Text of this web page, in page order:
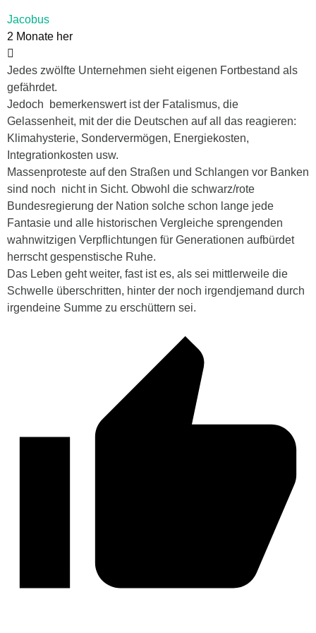
Jacobus
2 Monate her
Jedes zwölfte Unternehmen sieht eigenen Fortbestand als
gefährdet.
Jedoch bemerkenswert ist der Fatalismus, die
Gelassenheit, mit der die Deutschen auf all das reagieren:
Klimahysterie, Sondervermögen, Energiekosten,
Integrationkosten usw.
Massenproteste auf den Straßen und Schlangen vor Banken
sind noch nicht in Sicht. Obwohl die schwarz/rote
Bundesregierung der Nation solche schon lange jede
Fantasie und alle historischen Vergleiche sprengenden
wahnwitzigen Verpflichtungen für Generationen aufbürdet
herrscht gespenstische Ruhe.
Das Leben geht weiter, fast ist es, als sei mittlerweile die
Schwelle überschritten, hinter der noch irgendjemand durch
irgendeine Summe zu erschüttern sei.